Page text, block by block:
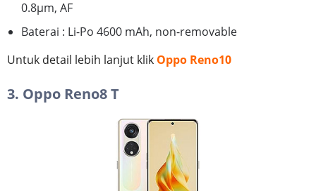
0.8µm, AF
Baterai : Li-Po 4600 mAh, non-removable
Untuk detail lebih lanjut klik Oppo Reno10
3. Oppo Reno8 T